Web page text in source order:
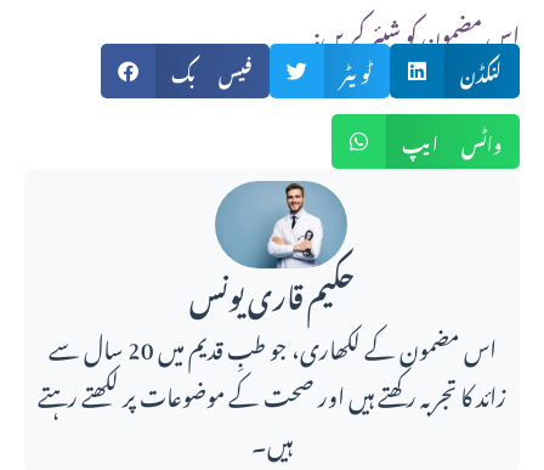
:اس مضمون کو شیئر کریں
فیس بک ٹویٹر
لنکڈن
واٹس ایپ
حکیم قاری یونس
اس مضمون کے لکھاری، جو طبِ قدیم میں 20 سال سے
زائد کا تجربہ رکھتے ہیں اور صحت کے موضوعات پر لکھتے رہتے
ہیں۔